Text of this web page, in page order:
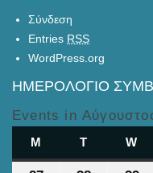
Σύνδεση
Entries RSS
WordPress.org
ΗΜΕΡΟΛΌΓΙΟ
Events in
M ΔΕΥΤΈΡΑ
T W